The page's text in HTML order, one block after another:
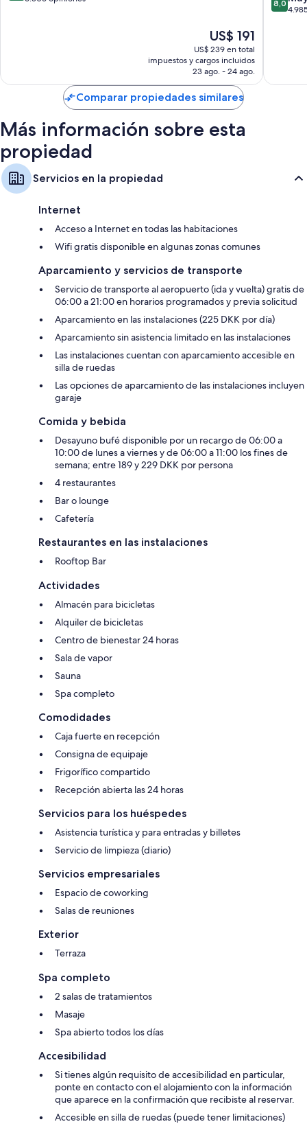
El
precio
actual
es
de
US$ 191
US$ 191
US$ 239 en total
impuestos y cargos incluidos
23 ago. - 24 ago.
de
8,0
Comparar propiedades similares
Más información sobre esta
propiedad
Servicios en la propiedad
Internet
Acceso a Internet en todas las habitaciones
Wifi gratis disponible en algunas zonas comunes
Aparcamiento y servicios de transporte
Servicio de transporte al aeropuerto (ida y vuelta) gratis de
06:00 a 21:00 en horarios programados y previa solicitud
Aparcamiento en las instalaciones (225 DKK por día)
Aparcamiento sin asistencia limitado en las instalaciones
Las instalaciones cuentan con aparcamiento accesible en
silla de ruedas
Las opciones de aparcamiento de las instalaciones incluyen
garaje
Comida y bebida
Desayuno bufé disponible por un recargo de 06:00 a
10:00 de lunes a viernes y de 06:00 a 11:00 los fines de
semana; entre 189 y 229 DKK por persona
4 restaurantes
Bar o lounge
Cafetería
Restaurantes en las instalaciones
Rooftop Bar
Actividades
Almacén para bicicletas
Alquiler de bicicletas
Centro de bienestar 24 horas
Sala de vapor
Sauna
Spa completo
Comodidades
Caja fuerte en recepción
Consigna de equipaje
Frigorífico compartido
Recepción abierta las 24 horas
Servicios para los huéspedes
Asistencia turística y para entradas y billetes
Servicio de limpieza (diario)
Servicios empresariales
Espacio de coworking
Salas de reuniones
Exterior
Terraza
Spa completo
2 salas de tratamientos
Masaje
Spa abierto todos los días
Accesibilidad
Si tienes algún requisito de accesibilidad en particular,
ponte en contacto con el alojamiento con la información
que aparece en la confirmación que recibiste al reservar.
Accesible en silla de ruedas (puede tener limitaciones)